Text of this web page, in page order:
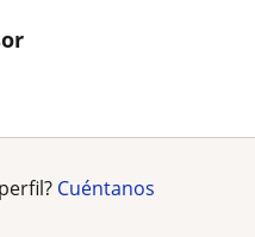
Cuéntanos